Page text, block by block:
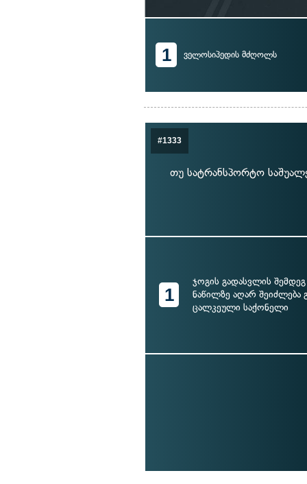
1 ველოსიპედის მძღოლს
#1333
თუ სატრანსპორტო
1
ჯოგის გადასვლის
ნაწილზე აღარ შეიძლება
ცალკეული საქონელი